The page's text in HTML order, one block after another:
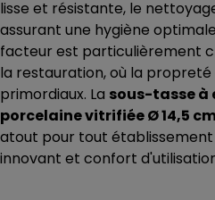
lisse et résistante, le
assurant une hygiène
facteur est particulièrement
la restauration, où la
primordiaux. La sous-tasse à
porcelaine vitrifiée Ø 14,5
atout pour tout
innovant et confort